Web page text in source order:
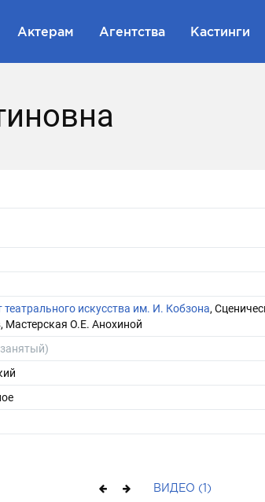
Актерам Агентства Кастинги
театрального искусства им. И. Кобзона,
Мастерская О.Е. Анохиной
ВИДЕО (1)